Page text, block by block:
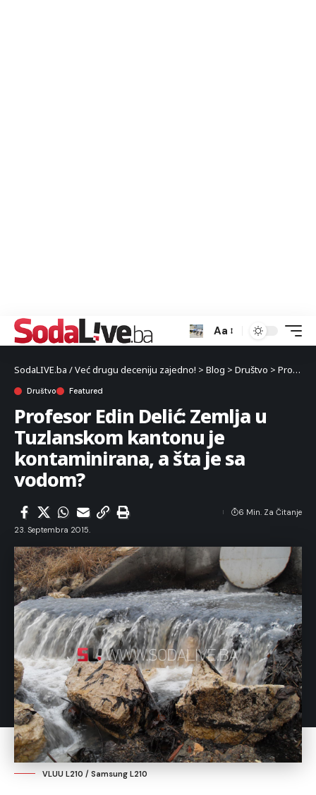
Aa
SodaLIVE.ba / Već drugu deceniju zajedno! > Blog > Društvo > Profesor Edin Delić: Zemlja u Tuzlanskom kantonu je kontaminirana, a šta je sa vodom?
Društvo Featured
Profesor Edin Delić: Zemlja u
Tuzlanskom kantonu je
kontaminirana, a šta je sa
vodom?
23. Septembra 2015.
6 Min. Za Čitanje
VLUU L210 / Samsung L210